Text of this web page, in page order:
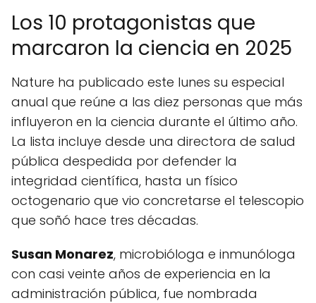
Los 10 protagonistas que
marcaron la ciencia en 2025
Nature ha publicado este lunes su especial
anual que reúne a las diez personas que más
influyeron en la ciencia durante el último año.
La lista incluye desde una directora de salud
pública despedida por defender la
integridad científica, hasta un físico
octogenario que vio concretarse el telescopio
que soñó hace tres décadas.
Susan Monarez, microbióloga e inmunóloga
con casi veinte años de experiencia en la
administración pública, fue nombrada